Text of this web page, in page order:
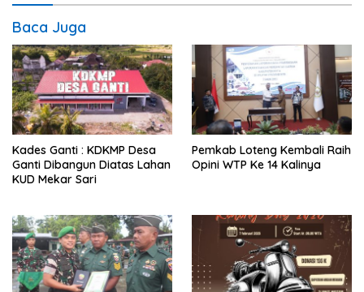
Baca Juga
Kades Ganti : KDKMP Desa
Ganti Dibangun Diatas Lahan
KUD Mekar Sari
Pemkab Loteng Kembali Raih
Opini WTP Ke 14 Kalinya